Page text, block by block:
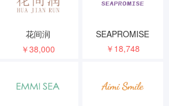
花间润
￥38,000
SEAPROMISE
￥18,748